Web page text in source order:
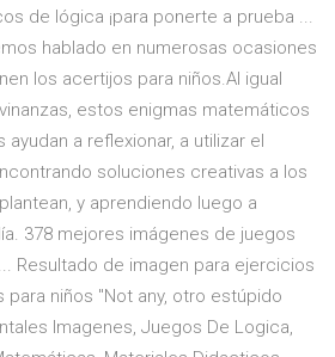
de lógica ¡para ponerte a prueba ...
hablado en numerosas ocasiones
los acertijos para niños.Al igual
estos enigmas matemáticos
a reflexionar, a utilizar el
soluciones creativas a los
y aprendiendo luego a
378 mejores imágenes de juegos
Resultado de imagen para ejercicios
niños "Not any, otro estúpido
Imagenes, Juegos De Logica,